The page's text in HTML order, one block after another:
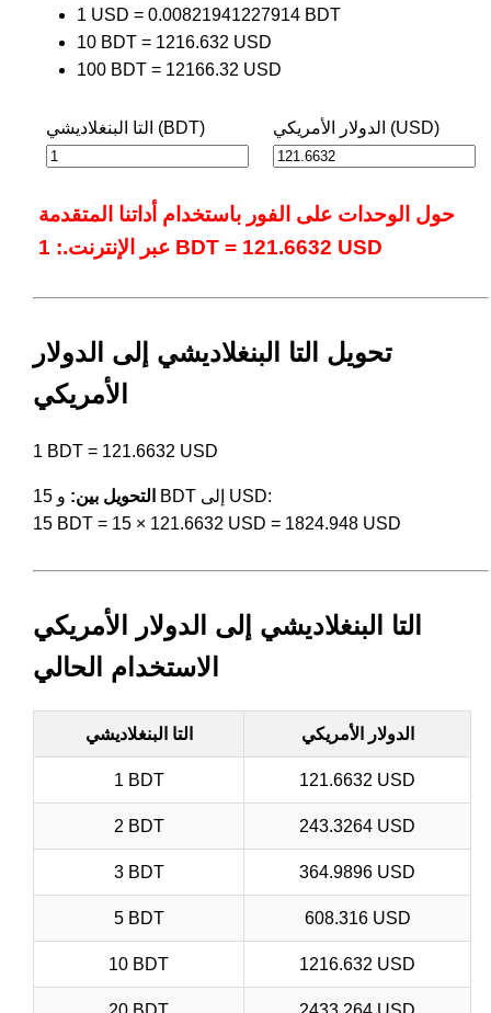
1 USD = 0.00821941227914 BDT
10 BDT = 1216.632 USD
100 BDT = 12166.32 USD
التا البنغلاديشي (BDT) الدولار الأمريكي (USD)
حول الوحدات على الفور باستخدام أداتنا المتقدمة
عبر الإنترنت.: 1 BDT = 121.6632 USD
تحويل التا البنغلاديشي إلى الدولار
الأمريكي
1 BDT = 121.6632 USD
التحويل بين:
و 15 BDT إلى USD:
15 BDT = 15 × 121.6632 USD = 1824.948 USD
التا البنغلاديشي إلى الدولار الأمريكي
الاستخدام الحالي
التا البنغلاديشي الدولار الأمريكي
1 BDT 121.6632 USD
2 BDT 243.3264 USD
3 BDT 364.9896 USD
5 BDT 608.316 USD
10 BDT 1216.632 USD